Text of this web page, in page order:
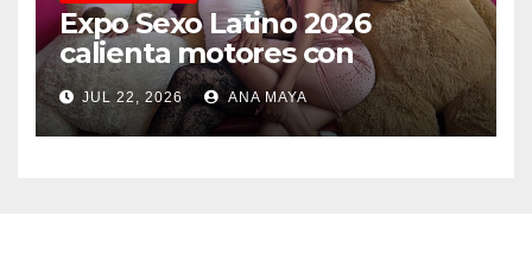
Expo Sexo Latino 2026
calienta motores con
conferencia de prensa y
anuncia actividades para
todos los gustos
JUL 22, 2026 ANA MAYA